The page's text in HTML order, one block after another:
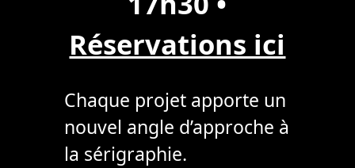
Réservations ici
Chaque projet apporte un
nouvel angle d’approche à
la sérigraphie.